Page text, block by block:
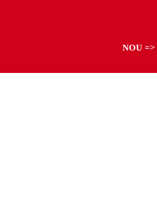
NOU =>